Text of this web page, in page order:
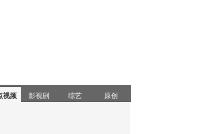
视频 影视剧 综艺 原创